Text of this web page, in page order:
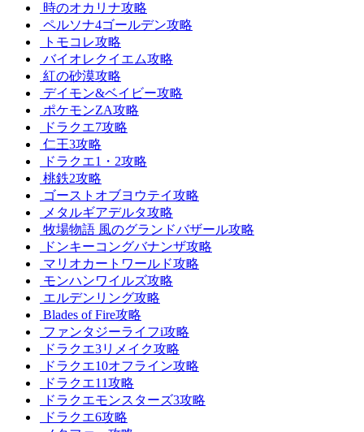
時のオカリナ攻略
ペルソナ4ゴールデン攻略
トモコレ攻略
バイオレクイエム攻略
紅の砂漠攻略
デイモン&ベイビー攻略
ポケモンZA攻略
ドラクエ7攻略
仁王3攻略
ドラクエ1・2攻略
桃鉄2攻略
ゴーストオブヨウテイ攻略
メタルギアデルタ攻略
牧場物語 風のグランドバザール攻略
ドンキーコングバナンザ攻略
マリオカートワールド攻略
モンハンワイルズ攻略
エルデンリング攻略
Blades of Fire攻略
ファンタジーライフi攻略
ドラクエ3リメイク攻略
ドラクエ10オフライン攻略
ドラクエ11攻略
ドラクエモンスターズ3攻略
ドラクエ6攻略